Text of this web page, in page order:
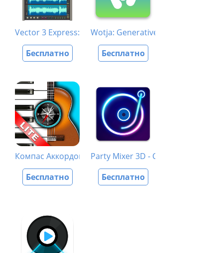
Vector 3 Express: Audio Editor
Бесплатно
Wotja: Generative Suite
Бесплатно
Компас Аккордов Лайт
Бесплатно
Party Mixer 3D - Студия диджея
Бесплатно